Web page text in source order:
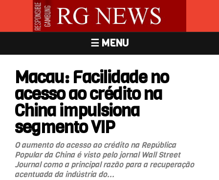
☰ MENU
Macau: Facilidade no
acesso ao crédito na
China impulsiona
segmento VIP
O aumento do acesso ao crédito na República
Popular da China é visto pelo jornal Wall Street
Journal como a principal razão para a recuperação
acentuada da indústria do...